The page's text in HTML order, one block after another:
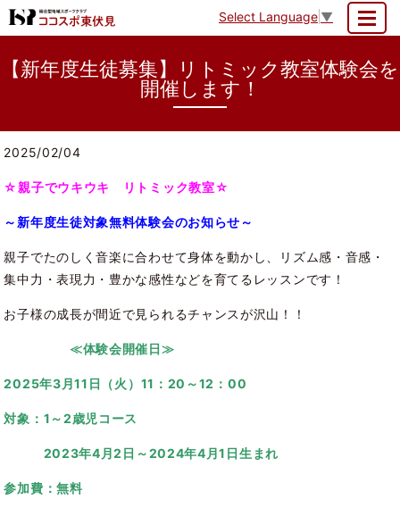
Select Language ▼
【新年度生徒募集】リトミック教室体験会を
開催します！
2025/02/04
☆親子でウキウキ リトミック教室☆
～新年度生徒対象無料体験会のお知らせ～
親子でたのしく音楽に合わせて身体を動かし、リズム感・音感・
集中力・表現力・豊かな感性などを育てるレッスンです！
お子様の成長が間近で見られるチャンスが沢山！！
≪体験会開催日≫
2025年3月11日（火）11：20～12：00
対象：1～2歳児コース
2023年4月2日～2024年4月1日生まれ
参加費：無料